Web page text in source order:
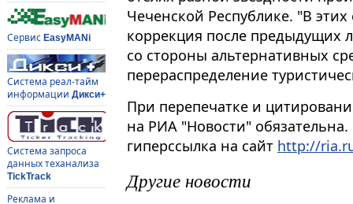
Сервис EasyMANi
Система реал-тайм
информации Дикси+
Система запроса
данных теханализа
TickTrack
Реклама и
Чеченской Республике. "В этих
коррекция после предыдущих
со стороны альтернативных
перераспределение
При перепечатке и
на РИА "Новости"
гиперссылка на сайт http://
Другие новости